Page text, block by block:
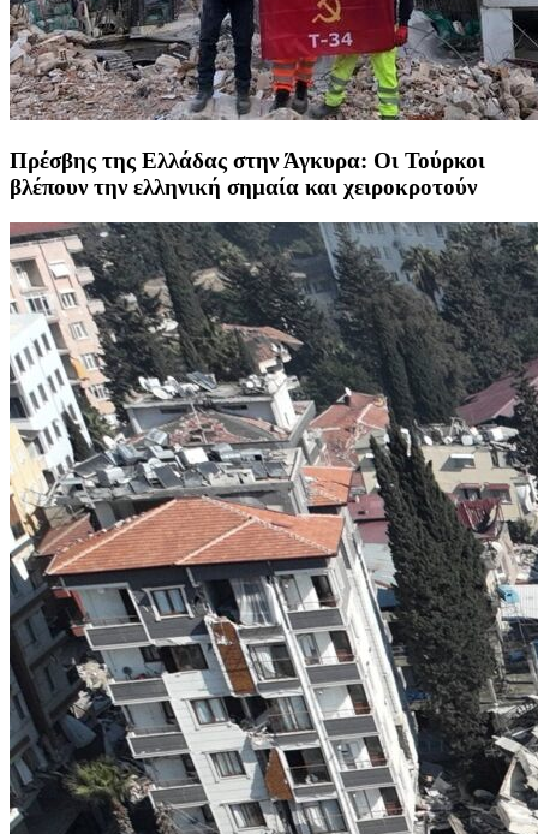
Πρέσβης της Ελλάδας στην Άγκυρα: Οι Τούρκοι
βλέπουν την ελληνική σημαία και χειροκροτούν